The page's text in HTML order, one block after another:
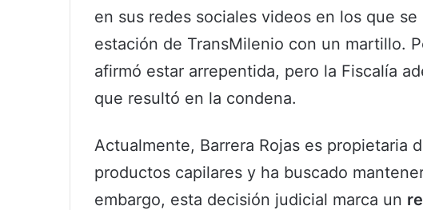
en sus redes sociales videos en los que
estación de TransMilenio con un martillo.
afirmó estar arrepentida, pero la Fiscalía
que resultó en la condena.
Actualmente, Barrera Rojas es propietaria
productos capilares y ha buscado
embargo, esta decisión judicial marca un